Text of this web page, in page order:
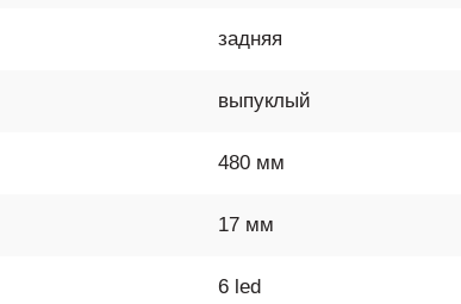
задняя
выпуклый
480 мм
17 мм
6 led